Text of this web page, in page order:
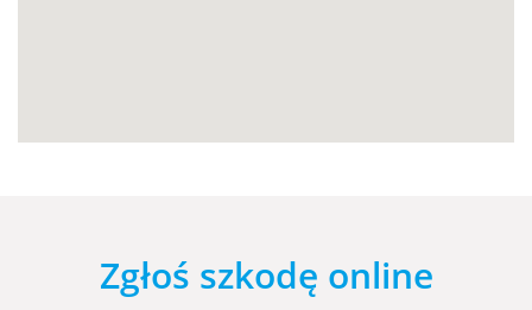
Zgłoś szkodę online